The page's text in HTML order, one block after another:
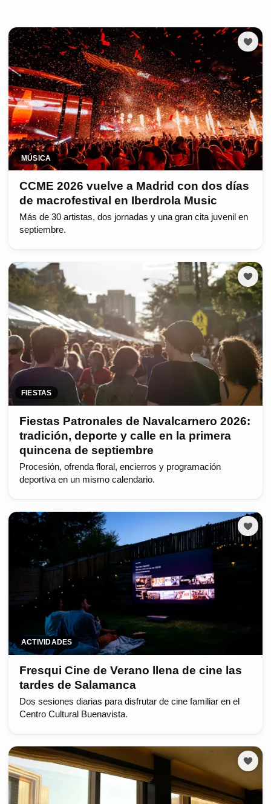
MÚSICA
CCME 2026 vuelve a Madrid con dos días
de macrofestival en Iberdrola Music
Más de 30 artistas, dos jornadas y una gran cita juvenil en
septiembre.
FIESTAS
Fiestas Patronales de Navalcarnero 2026:
tradición, deporte y calle en la primera
quincena de septiembre
Procesión, ofrenda floral, encierros y programación
deportiva en un mismo calendario.
ACTIVIDADES
Fresqui Cine de Verano llena de cine las
tardes de Salamanca
Dos sesiones diarias para disfrutar de cine familiar en el
Centro Cultural Buenavista.